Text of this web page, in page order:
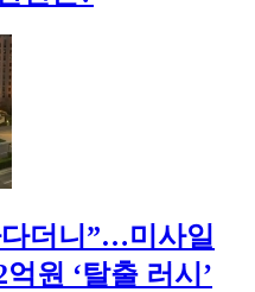
더니”…미사일
원 ‘탈출 러시’